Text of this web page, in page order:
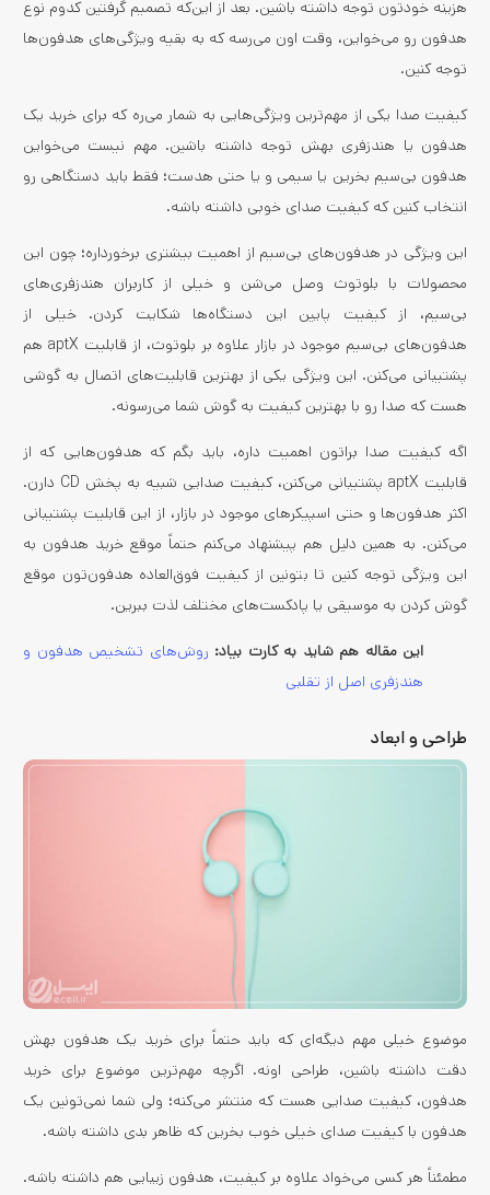
هزینه خودتون توجه داشته باشین. بعد از این‌که تصمیم گرفتین کدوم نوع
هدفون رو می‌خواین، وقت اون می‌رسه که به بقیه ویژگی‌های هدفون‌ها
توجه کنین.
کیفیت صدا یکی از مهم‌ترین ویژگی‌هایی به شمار می‌ره که برای خرید یک
هدفون یا هندزفری بهش توجه داشته باشین. مهم نیست می‌خواین
هدفون بی‌سیم بخرین یا سیمی و یا حتی هدست؛ فقط باید دستگاهی رو
انتخاب کنین که کیفیت صدای خوبی داشته باشه.
این ویژگی در هدفون‌های بی‌سیم از اهمیت بیشتری برخورداره؛ چون این
محصولات با بلوتوث وصل می‌شن و خیلی از کاربران هندزفری‌های
بی‌سیم، از کیفیت پایین این دستگاه‌ها شکایت کردن. خیلی از
هدفون‌های بی‌سیم موجود در بازار علاوه بر بلوتوث، از قابلیت aptX هم
پشتیبانی می‌کنن. این ویژگی یکی از بهترین قابلیت‌های اتصال به گوشی
هست که صدا رو با بهترین کیفیت به گوش شما می‌رسونه.
اگه کیفیت صدا براتون اهمیت داره، باید بگم که هدفون‌هایی که از
قابلیت aptX پشتیبانی می‌کنن، کیفیت صدایی شبیه به پخش CD دارن.
اکثر هدفون‌ها و حتی اسپیکرهای موجود در بازار، از این قابلیت پشتیبانی
می‌کنن. به همین دلیل هم پیشنهاد می‌کنم حتماً موقع خرید هدفون به
این ویژگی توجه کنین تا بتونین از کیفیت فوق‌العاده هدفون‌تون موقع
گوش کردن به موسیقی یا پادکست‌‌های مختلف لذت ببرین.
این مقاله هم شاید به کارت بیاد: روش‌های تشخیص هدفون و
هندزفری اصل از تقلبی
طراحی و ابعاد
موضوع خیلی مهم دیگه‌ای که باید حتماً برای خرید یک هدفون بهش
دقت داشته باشین، طراحی اونه. اگرچه مهم‌ترین موضوع برای خرید
هدفون، کیفیت صدایی هست که منتشر می‌کنه؛ ولی شما نمی‌تونین یک
هدفون با کیفیت صدای خیلی خوب بخرین که ظاهر بدی داشته باشه.
مطمئناً هر کسی می‌خواد علاوه بر کیفیت، هدفون زیبایی هم داشته باشه.